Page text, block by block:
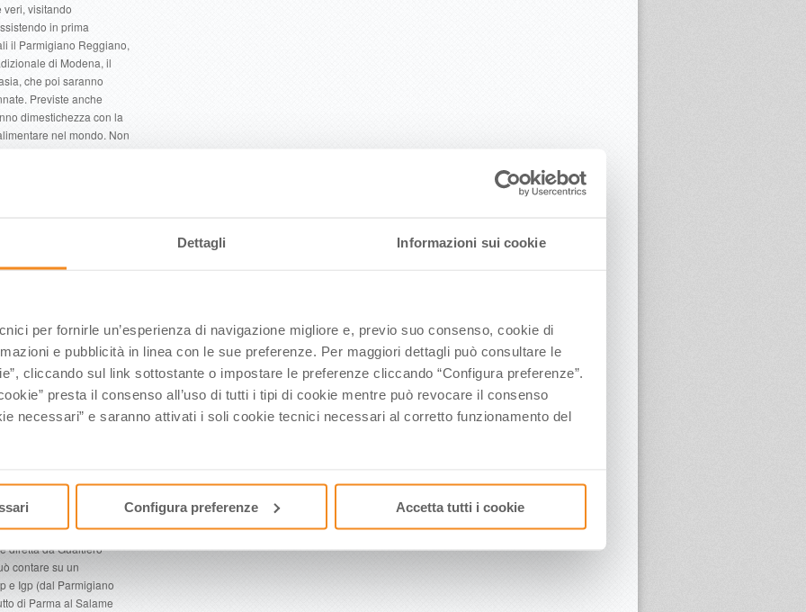
Dettagli Informazioni sui cookie
per fornirle un’esperienza di navigazione migliore e, previo suo consenso, cookie di
e pubblicità in linea con le sue preferenze. Per maggiori dettagli può consultare le
cliccando sul link sottostante o impostare le preferenze cliccando “Configura preferenze”.
presta il consenso all’uso di tutti i tipi di cookie mentre può revocare il consenso
necessari” e saranno attivati i soli cookie tecnici necessari al corretto funzionamento del
Configura preferenze Accetta tutti i cookie
veri, visitando
in prima
il Parmigiano Reggiano,
di Modena, il
che poi saranno
Previste anche
dimestichezza con la
nel mondo. Non
alcuni “templi” della
di Modena, dalla
Museum di Funo
poi alla storia e
storici di Parma,
cui la Via Emilia ha
poteva esserci
Michelin Italia
il titolo Unesco di
riconoscimento
città italiana a
è stata anche
internazionali,
18 Città Creative
Food Valley emiliano
proprio sistema
presenti sul
quello del
di Felino a Felino,
e quello della Pasta
Parma è poi
di Cucina con sede
diretta da Gualtiero
contare su un
e Igp (dal Parmigiano
di Parma al Salame